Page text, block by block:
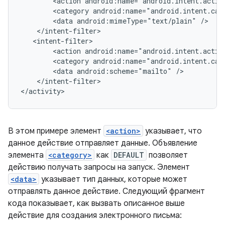
<category
<data android:mimeType="text/plain"
<action
<category
<data android:scheme="mailto"
</intent-filter>
В этом примере элемент <action> указывает, что
данное действие отправляет данные. Объявление
элемента <category> как DEFAULT позволяет
действию получать запросы на запуск. Элемент
<data> указывает тип данных, которые может
отправлять данное действие. Следующий фрагмент
кода показывает, как вызвать описанное выше
действие для создания электронного письма: